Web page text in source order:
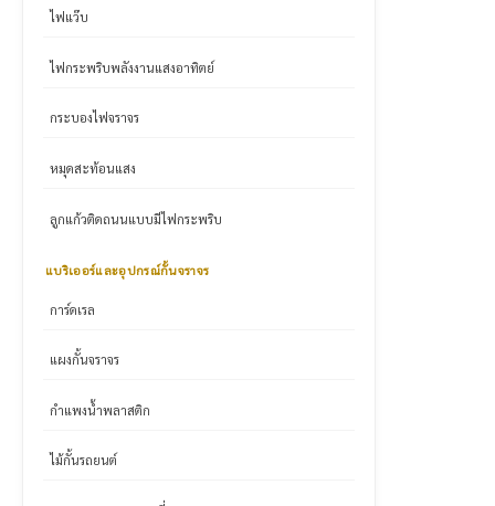
ไฟแว๊บ
ไฟกระพริบพลังงานแสงอาทิตย์
กระบองไฟจราจร
หมุดสะท้อนแสง
ลูกแก้วติดถนนแบบมีไฟกระพริบ
แบริเออร์และอุปกรณ์กั้นจราจร
การ์ดเรล
แผงกั้นจราจร
กำแพงน้ำพลาสติก
ไม้กั้นรถยนต์